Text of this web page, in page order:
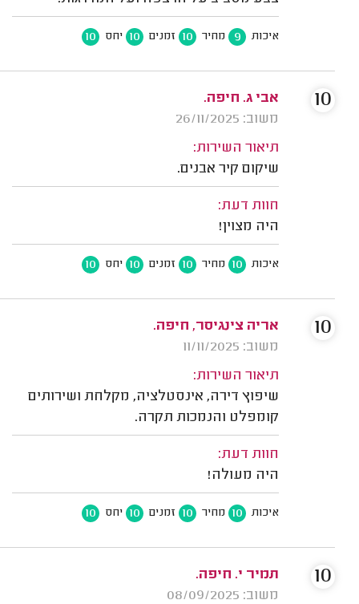
איכות 9 מחיר 10 זמנים 10 יחס 10
אבי ג. חיפה.
משוב: 26/11/2025
תיאור השירות:
שיקום קיר אבנים.
חוות דעת:
היה מצוין!
איכות 10 מחיר 10 זמנים 10 יחס 10
10
אריה צינגיסר, חיפה.
משוב: 11/11/2025
תיאור השירות:
שיפוץ דירה, אינסטלציה, מקלחת ושירותים
קומפלט והנמכות תקרה.
חוות דעת:
היה מעולה!
איכות 10 מחיר 10 זמנים 10 יחס 10
10
תמיר י. חיפה.
משוב: 08/09/2025
10